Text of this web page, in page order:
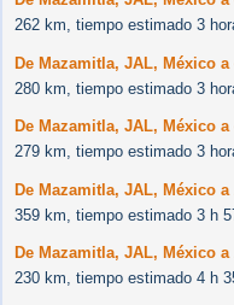
262 km, tiempo estimado 3
De Mazamitla, JAL, México
280 km, tiempo estimado 3
De Mazamitla, JAL, México
279 km, tiempo estimado 3
De Mazamitla, JAL, México
359 km, tiempo estimado 3 h
De Mazamitla, JAL, México
230 km, tiempo estimado 4 h